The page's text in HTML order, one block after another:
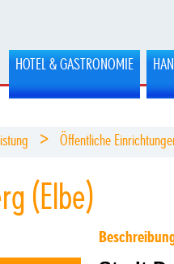
HOTEL & GASTRONOMIE
> Öffentliche
(Elbe)